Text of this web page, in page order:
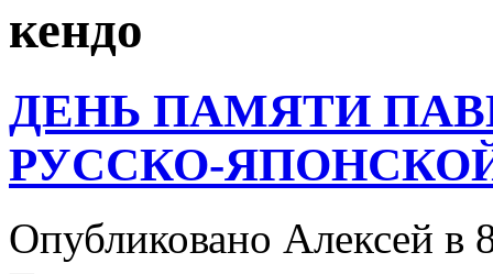
кендо
ДЕНЬ ПАМЯТИ
РУССКО-ЯПОНСКОЙ
Опубликовано Алексей